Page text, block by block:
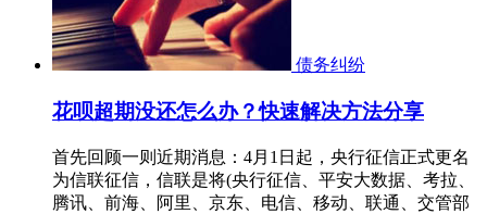
债务纠纷
花呗超期没还怎么办？快速解决方法分享
首先回顾一则近期消息：4月1日起，央行征信正式更名
为信联征信，信联是将(央行征信、平安大数据、考拉、
腾讯、前海、阿里、京东、电信、移动、联通、交管部